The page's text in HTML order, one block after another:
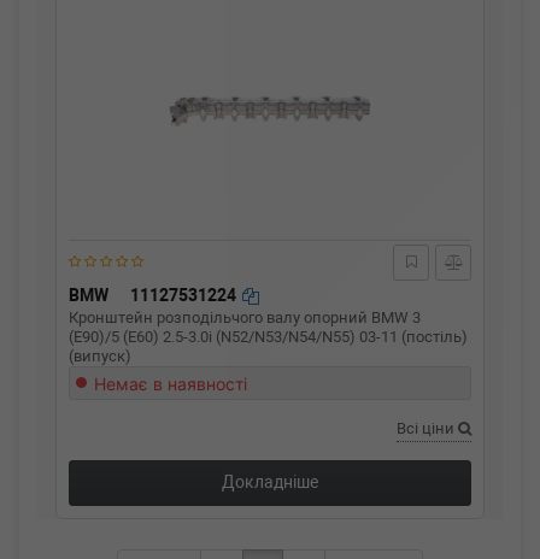
BMW 11127531224
Кронштейн розподільчого валу опорний BMW 3
(E90)/5 (E60) 2.5-3.0i (N52/N53/N54/N55) 03-11 (постіль)
(випуск)
Немає в наявності
Всі ціни
Докладніше